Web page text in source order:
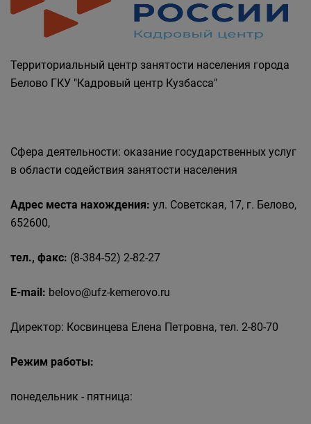
Главная
Государственные органы и службы
информируют
Государственное казенное учреждение
Территориальный центр занятости населения города
Белово ГКУ "Кадровый центр Кузбасса"
Сфера деятельности: оказание государственных услуг
в области содействия занятости населения
Адрес места нахождения: ул. Советская, 17, г. Белово,
652600,
тел., факс: (8-384-52) 2-82-27
E-mail: belovo@ufz-kemerovo.ru
Директор: Косвинцева Елена Петровна, тел. 2-80-70
Режим работы:
понедельник - пятница: